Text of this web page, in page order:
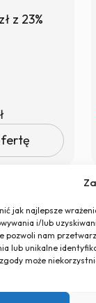
jak najlepsze
i/lub
pozwoli nam
lub unikalne
może
zł z 23%